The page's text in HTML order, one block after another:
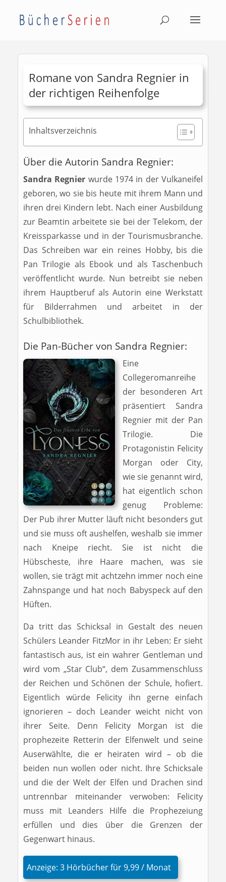
Romane von Sandra Regnier in
der richtigen Reihenfolge
Inhaltsverzeichnis
Über die Autorin Sandra Regnier:
Sandra Regnier wurde 1974 in der Vulkaneifel
geboren, wo sie bis heute mit ihrem Mann und
ihren drei Kindern lebt. Nach einer Ausbildung
zur Beamtin arbeitete sie bei der Telekom, der
Kreissparkasse und in der Tourismusbranche.
Das Schreiben war ein reines Hobby, bis die
Pan Trilogie als Ebook und als Taschenbuch
veröffentlicht wurde. Nun betreibt sie neben
ihrem Hauptberuf als Autorin eine Werkstatt
für Bilderrahmen und arbeitet in der
Schulbibliothek.
Die Pan-Bücher von Sandra Regnier:
Eine
Collegeromanreihe
der besonderen Art
präsentiert Sandra
Regnier mit der Pan
Trilogie. Die
Protagonistin Felicity
Morgan oder City,
wie sie genannt wird,
hat eigentlich schon
genug Probleme:
Der Pub ihrer Mutter läuft nicht besonders gut
und sie muss oft aushelfen, weshalb sie immer
nach Kneipe riecht. Sie ist nicht die
Hübscheste, ihre Haare machen, was sie
wollen, sie trägt mit achtzehn immer noch eine
Zahnspange und hat noch Babyspeck auf den
Hüften.
Da tritt das Schicksal in Gestalt des neuen
Schülers Leander FitzMor in ihr Leben: Er sieht
fantastisch aus, ist ein wahrer Gentleman und
wird vom „Star Club“, dem Zusammenschluss
der Reichen und Schönen der Schule, hofiert.
Eigentlich würde Felicity ihn gerne einfach
ignorieren – doch Leander weicht nicht von
ihrer Seite. Denn Felicity Morgan ist die
prophezeite Retterin der Elfenwelt und seine
Auserwählte, die er heiraten wird – ob die
beiden nun wollen oder nicht. Ihre Schicksale
und die der Welt der Elfen und Drachen sind
untrennbar miteinander verwoben: Felicity
muss mit Leanders Hilfe die Prophezeiung
erfüllen und dies über die Grenzen der
Gegenwart hinaus.
Anzeige: 3 Hörbücher für 9,99 / Monat